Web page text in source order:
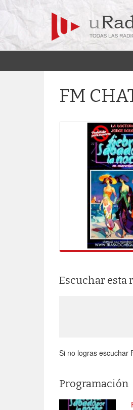
FM
Escuchar esta
Si no logras escuchar
Programación